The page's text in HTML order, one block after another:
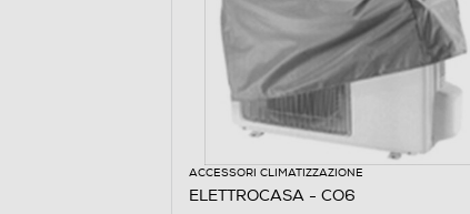
ACCESSORI CLIMATIZZAZIONE
ELETTROCASA - CO6